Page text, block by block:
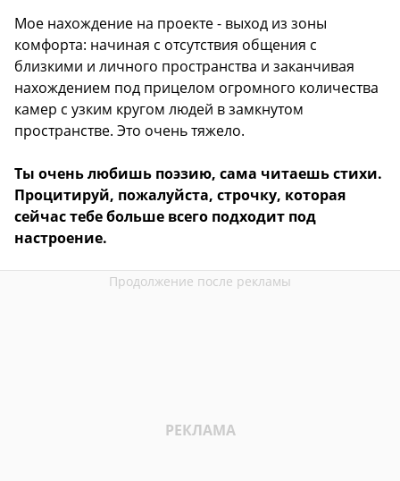
Мое нахождение на проекте - выход из зоны
комфорта: начиная с отсутствия общения с
близкими и личного пространства и заканчивая
нахождением под прицелом огромного количества
камер с узким кругом людей в замкнутом
пространстве. Это очень тяжело.
Ты очень любишь поэзию, сама читаешь стихи.
Процитируй, пожалуйста, строчку, которая
сейчас тебе больше всего подходит под
настроение.